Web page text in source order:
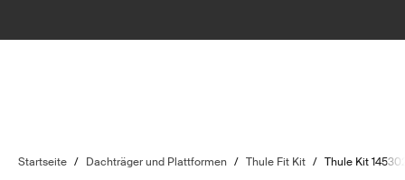
Startseite / Dachträger und Plattformen / Thule Fit Kit / Thule Kit